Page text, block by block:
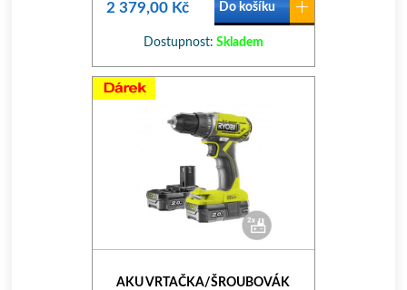
2 379,00 Kč Do košíku
Dostupnost: Skladem
AKU VRTAČKA/ŠROUBOVÁK